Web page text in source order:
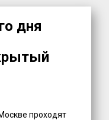
дня
проходят